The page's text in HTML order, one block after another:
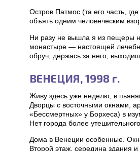
Остров Патмос (та его часть,
объять одним человеческим
Ни разу не вышла я из пещеры
монастыре — настоящей
обруч, держась за него,
ВЕНЕЦИЯ, 1998 г.
Живу здесь уже неделю, в
Дворцы с восточными окнами,
«Бессмертных» у Борхеса) в
Нет города более
Дома в Венеции особенные.
Второй этаж, середина здания